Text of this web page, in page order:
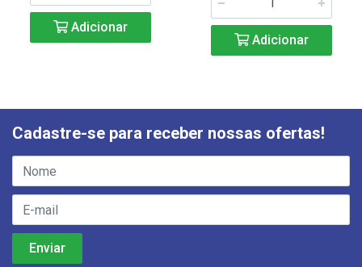
Adicionar
Adicionar
Cadastre-se para receber nossas ofertas!